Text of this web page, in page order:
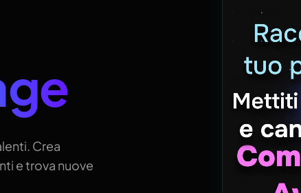
Crea
e trova nuove